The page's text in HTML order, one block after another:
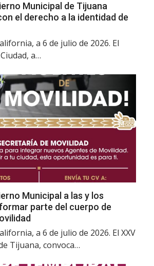
Municipal de Tijuana
el derecho a la identidad de
a 6 de julio de 2026. El
a…
Municipal a las y los
parte del cuerpo de
a 6 de julio de 2026. El XXV
Tijuana, convoca…